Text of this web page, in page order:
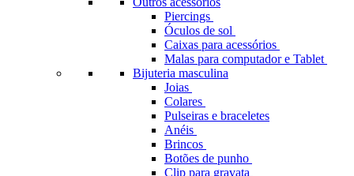
Piercings
Óculos de sol
Caixas para acessórios
Malas para computador e Tablet
Bijuteria masculina
Joias
Colares
Pulseiras e braceletes
Anéis
Brincos
Botões de punho
Clip para gravata